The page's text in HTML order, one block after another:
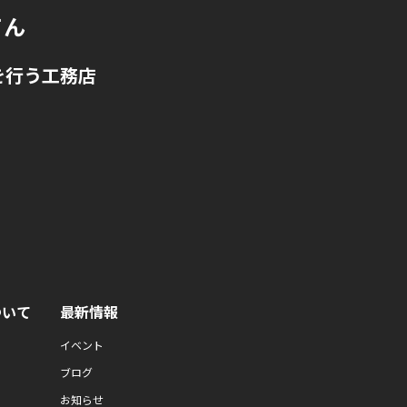
う工務店
て 最新情報
イベント
ブログ
お知らせ